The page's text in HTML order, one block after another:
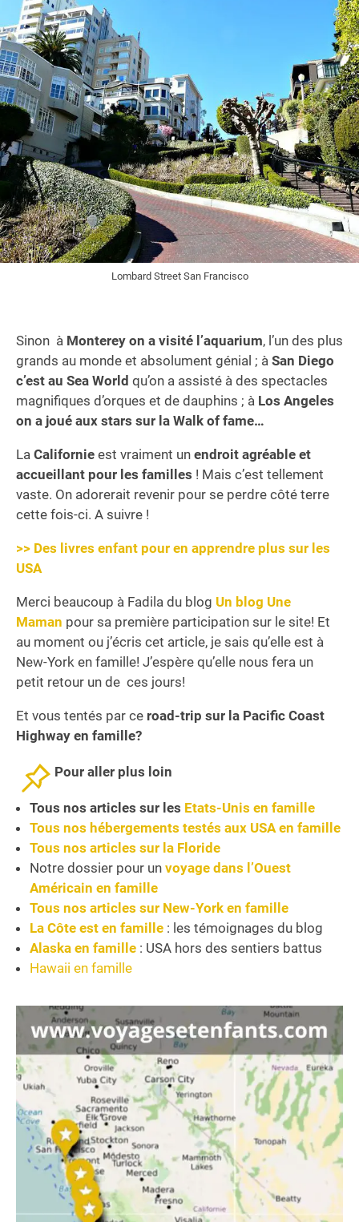
Lombard Street San Francisco
Sinon à Monterey on a visité l’aquarium, l’un des plus
grands au monde et absolument génial ; à San Diego
c’est au Sea World qu’on a assisté à des spectacles
magnifiques d’orques et de dauphins ; à Los Angeles
on a joué aux stars sur la Walk of fame…
La Californie est vraiment un endroit agréable et
accueillant pour les familles ! Mais c’est tellement
vaste. On adorerait revenir pour se perdre côté terre
cette fois-ci. A suivre !
>> Des livres enfant pour en apprendre plus sur les
USA
Merci beaucoup à Fadila du blog Un blog Une
Maman pour sa première participation sur le site! Et
au moment ou j’écris cet article, je sais qu’elle est à
New-York en famille! J’espère qu’elle nous fera un
petit retour un de ces jours!
Et vous tentés par ce road-trip sur la Pacific Coast
Highway en famille?
Pour aller plus loin
Tous nos articles sur les Etats-Unis en famille
Tous nos hébergements testés aux USA en famille
Tous nos articles sur la Floride
Notre dossier pour un voyage dans l’Ouest
Américain en famille
Tous nos articles sur New-York en famille
La Côte est en famille : les témoignages du blog
Alaska en famille : USA hors des sentiers battus
Hawaii en famille